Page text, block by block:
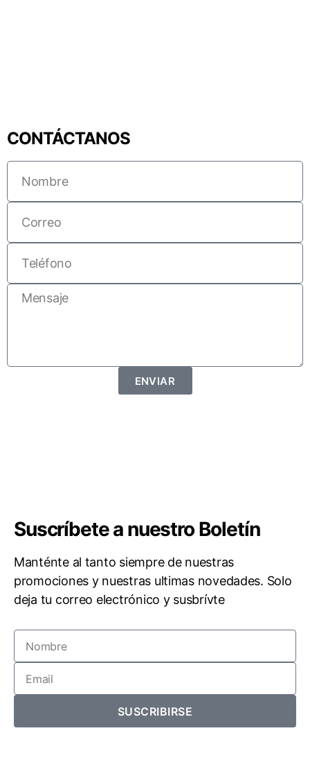
CONTÁCTANOS
ENVIAR
Suscríbete a nuestro Boletín
Manténte al tanto siempre de nuestras
promociones y nuestras ultimas novedades. Solo
deja tu correo electrónico y susbrívte
SUSCRIBIRSE